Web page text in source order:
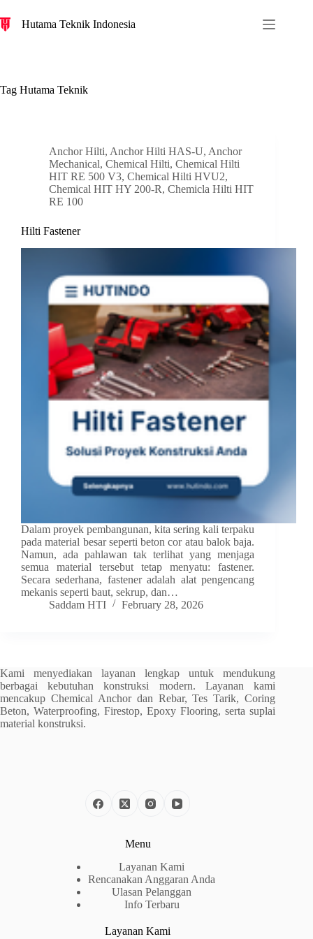
c
Hutama Teknik Indonesia
Tag Hutama Teknik
Anchor Hilti, Anchor Hilti HAS-U, Anchor
Mechanical, Chemical Hilti, Chemical Hilti
HIT RE 500 V3, Chemical Hilti HVU2,
Chemical HIT HY 200-R, Chemicla Hilti HIT
RE 100
Hilti Fastener
Dalam proyek pembangunan, kita sering kali terpaku
pada material besar seperti beton cor atau balok baja.
Namun, ada pahlawan tak terlihat yang menjaga
semua material tersebut tetap menyatu: fastener.
Secara sederhana, fastener adalah alat pengencang
mekanis seperti baut, sekrup, dan…
Saddam HTI
February 28, 2026
Kami menyediakan layanan lengkap untuk mendukung
berbagai kebutuhan konstruksi modern. Layanan kami
mencakup Chemical Anchor dan Rebar, Tes Tarik, Coring
Beton, Waterproofing, Firestop, Epoxy Flooring, serta suplai
material konstruksi.
Menu
Layanan Kami
Rencanakan Anggaran Anda
Ulasan Pelanggan
Info Terbaru
Layanan Kami